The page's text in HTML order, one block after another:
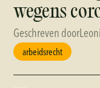
wegens
Geschreven door
arbeidsrecht